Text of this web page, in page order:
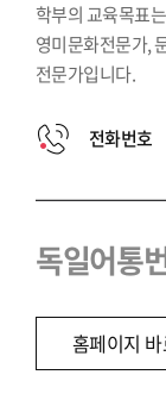
학부의 교육목표
영미문화전문가,
전문가입니다.
전화번호
독일어통
홈페이지